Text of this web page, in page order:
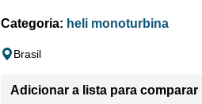
Categoria: heli monoturbina
Brasil
Adicionar a lista para comparar